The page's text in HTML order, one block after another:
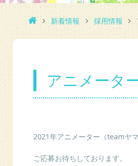
新着情報 採用情報
アニメータ
2021年アニメーター（teamヤ
ご応募お待ちしております。